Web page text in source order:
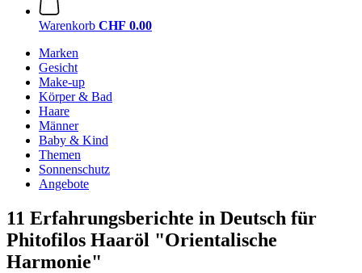
Warenkorb CHF 0.00
Marken
Gesicht
Make-up
Körper & Bad
Haare
Männer
Baby & Kind
Themen
Sonnenschutz
Angebote
11 Erfahrungsberichte in Deutsch für
Phitofilos Haaröl "Orientalische
Harmonie"